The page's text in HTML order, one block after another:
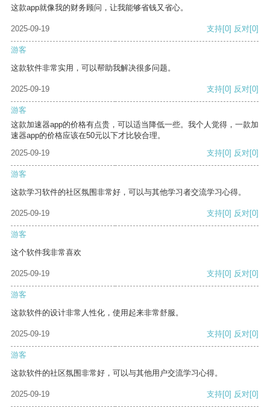
这款app就像我的财务顾问，让我能够省钱又省心。
2025-09-19 支持[0] 反对[0]
游客
这款软件非常实用，可以帮助我解决很多问题。
2025-09-19 支持[0] 反对[0]
游客
这款加速器app的价格有点贵，可以适当降低一些。我个人觉得，一款加
速器app的价格应该在50元以下才比较合理。
2025-09-19
支持[0] 反对[0]
游客
这款学习软件的社区氛围非常好，可以与其他学习者交流学习心得。
2025-09-19 支持[0] 反对[0]
游客
这个软件我非常喜欢
2025-09-19 支持[0] 反对[0]
游客
这款软件的设计非常人性化，使用起来非常舒服。
2025-09-19 支持[0] 反对[0]
游客
这款软件的社区氛围非常好，可以与其他用户交流学习心得。
2025-09-19 支持[0] 反对[0]